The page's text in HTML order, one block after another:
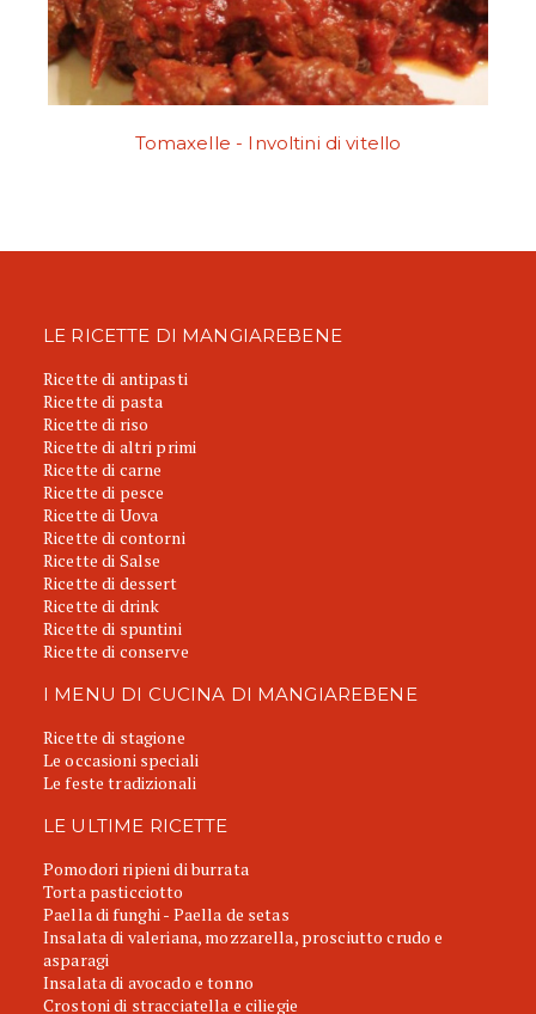
Tomaxelle - Involtini di vitello
LE RICETTE DI MANGIAREBENE
Ricette di antipasti
Ricette di pasta
Ricette di riso
Ricette di altri primi
Ricette di carne
Ricette di pesce
Ricette di Uova
Ricette di contorni
Ricette di Salse
Ricette di dessert
Ricette di drink
Ricette di spuntini
Ricette di conserve
I MENU DI CUCINA DI MANGIAREBENE
Ricette di stagione
Le occasioni speciali
Le feste tradizionali
LE ULTIME RICETTE
Pomodori ripieni di burrata
Torta pasticciotto
Paella di funghi - Paella de setas
Insalata di valeriana, mozzarella, prosciutto crudo e
asparagi
Insalata di avocado e tonno
Crostoni di stracciatella e ciliegie